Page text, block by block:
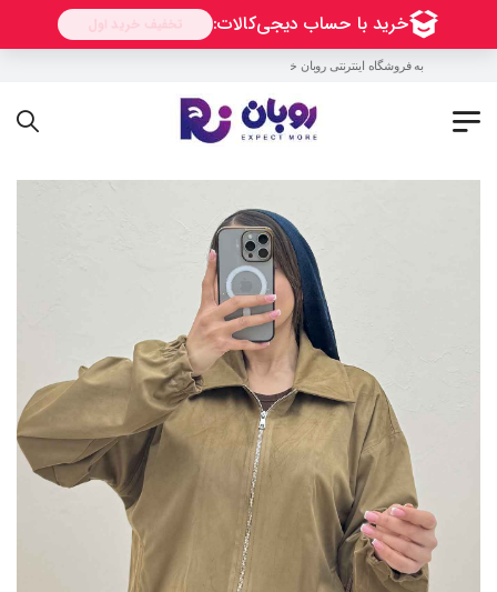
به فروشگاه اینترنتی روبان خوش آمدید !